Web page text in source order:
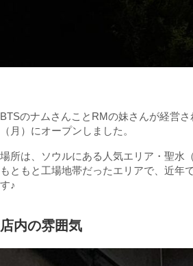
BTSのナムさんことRMの妹さんが経営
（月）にオープンしました。
場所は、ソウルにある人気エリア・聖水
もともと工場地帯だったエリアで、近年
す♪
店内の雰囲気